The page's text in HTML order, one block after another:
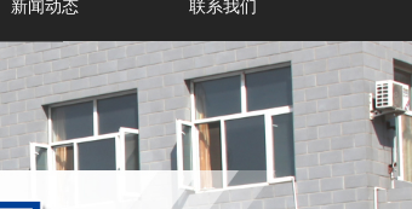
新闻动态 联系我们